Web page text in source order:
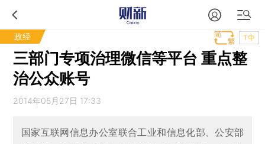
政经 T中
三部门专项治理微信等平台 重点整
治公众账号
2014年05月27日 17:33
国家互联网信息办公室联合工业和信息化部、公安部